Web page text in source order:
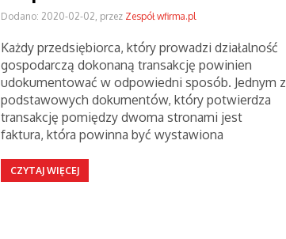
Dodano: 2020-02-02, przez Zespół wfirma.pl
Każdy przedsiębiorca, który prowadzi działalność
gospodarczą dokonaną transakcję powinien
udokumentować w odpowiedni sposób. Jednym z
podstawowych dokumentów, który potwierdza
transakcję pomiędzy dwoma stronami jest
faktura, która powinna być wystawiona
CZYTAJ WIĘCEJ